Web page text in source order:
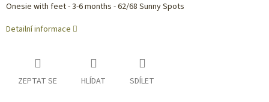
Onesie with feet - 3-6 months - 62/68 Sunny Spots
Detailní informace
ZEPTAT SE HLÍDAT SDÍLET